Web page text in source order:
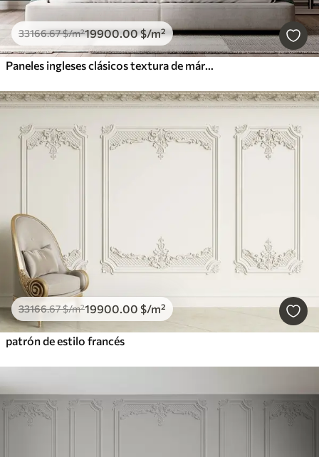
33166.67$/m²19900.00$/m²
Paneles ingleses clásicos textura de mármol Boiserie
33166.67$/m²19900.00 $/m²
patrón de estilo francés